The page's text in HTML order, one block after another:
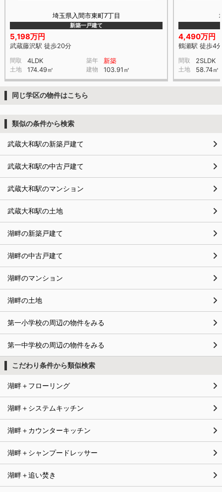
埼玉県入間市東町7丁目
新築一戸建て
5,198万円
武蔵藤沢駅 徒歩20分
間取 4LDK 築年 新築
土地 174.49㎡ 建物 103.91㎡
4,490万円
鶴瀬駅 徒歩4
間取 2SLDK
土地 58.74㎡
同じ学区の物件はこちら
類似の条件から検索
武蔵大和駅の新築戸建て
武蔵大和駅の中古戸建て
武蔵大和駅のマンション
武蔵大和駅の土地
湖畔の新築戸建て
湖畔の中古戸建て
湖畔のマンション
湖畔の土地
第一小学校の周辺の物件をみる
第一中学校の周辺の物件をみる
こだわり条件から類似検索
湖畔＋フローリング
湖畔＋システムキッチン
湖畔＋カウンターキッチン
湖畔＋シャンプードレッサー
湖畔＋追い焚き